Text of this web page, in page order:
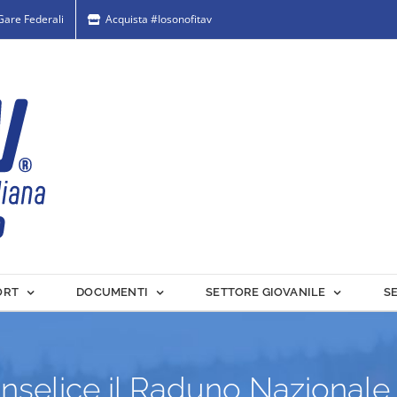
Federali Acquista #Iosonofitav
DOCUMENTI SETTORE GIOVANILE
il Raduno